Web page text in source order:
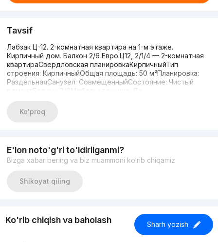
Tavsif
Лабзак Ц-12. 2-комнатная квартира на 1-м этаже.
Кирпичный дом. Балкон 2/6 Евро.Ц12, 2/1/4 — 2-комнатная
квартираСвердловская планировкаКирпичныйТип
строения: КирпичныйОбщая площадь: 50 м²Планировка:
РаздельнаяСанузел: СовмещенныйСостояние: Чистый
ремонтБалкон: 2/6Мебель+техника: Да,
для автоЦена: 79 400 $ торг минИпотека: Да951105888
Ko'proq
E'lon noto'g'ri to'ldirilganmi?
Bizga xabar bering va biz muammoni ko‘rib chiqamiz
Shikoyat qiling
Ko'rib chiqish va baholash Sharh yozish